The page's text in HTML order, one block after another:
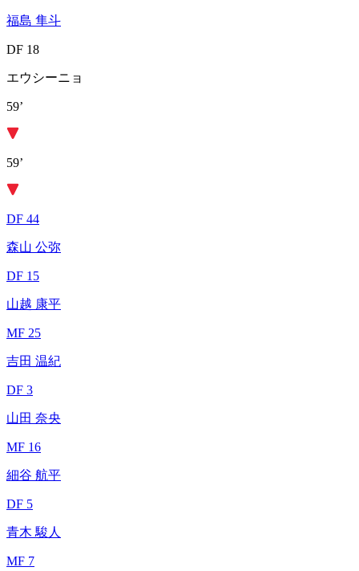
福島 隼斗
DF 18
エウシーニョ
59’
59’
DF 44
森山 公弥
DF 15
山越 康平
MF 25
吉田 温紀
DF 3
山田 奈央
MF 16
細谷 航平
DF 5
青木 駿人
MF 7